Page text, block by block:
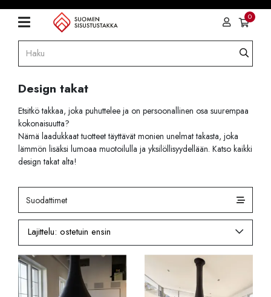
0
Design takat
Etsitkö takkaa, joka puhuttelee ja on persoonallinen osa suurempaa
kokonaisuutta?
Nämä laadukkaat tuotteet täyttävät monien unelmat takasta, joka
lämmön lisäksi lumoaa muotoilulla ja yksilöllisyydellään. Katso kaikki
design takat alta!
Suodattimet